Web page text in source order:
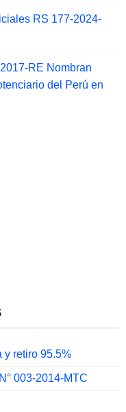
RS 177-2024-
RE Nombran
del Perú en
y retiro 95.5%
003-2014-MTC